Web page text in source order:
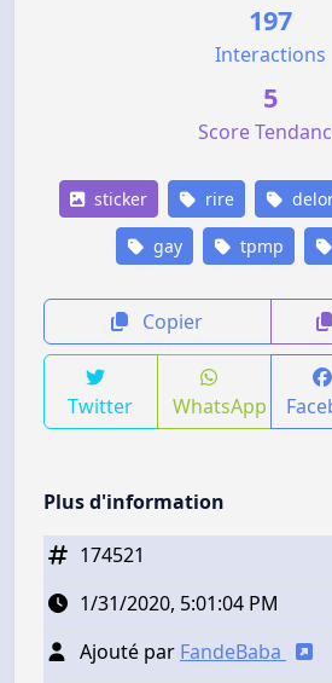
197
Interactions
5
Score
sticker rire
gay tpmp
Copier
Twitter WhatsApp
Plus d'information
174521
1/31/2020, 5:01:04 PM
Ajouté par FandeBaba